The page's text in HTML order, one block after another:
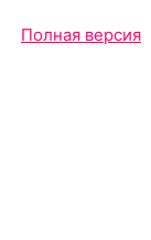
Полная версия